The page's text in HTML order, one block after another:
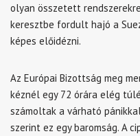
olyan összetett
keresztbe fordult hajó a
képes előidézni.
Az Európai Bizottság meg
kéznél egy 72 órára elég
számoltak a várható
szerint ez egy baromság. A